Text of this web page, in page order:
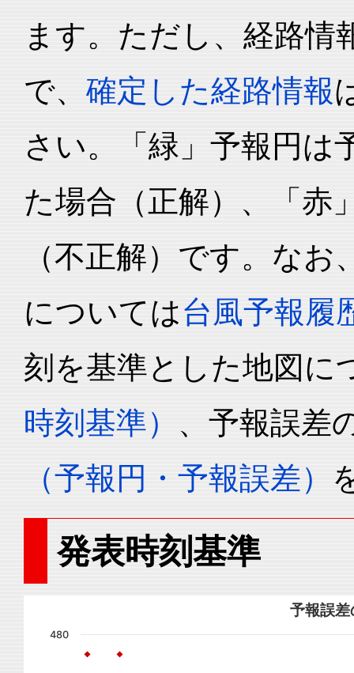
ます。ただし、経路情
で、 確定した経路情報
さい。「緑」予報円は
た場合（正解）、「赤
（不正解）です。な
については台風予報履
刻を基準とした地図に
時刻基準） 、予報誤差
（予報円・予報誤差）
発表時刻基準
予報誤
480